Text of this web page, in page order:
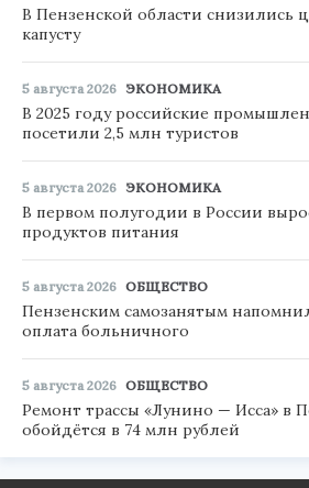
В Пензенской области снизились
капусту
5 августа 2026 ЭКОНОМИКА
В 2025 году российские
посетили 2,5 млн туристов
5 августа 2026 ЭКОНОМИКА
В первом полугодии в России
продуктов питания
5 августа 2026 ОБЩЕСТВО
Пензенским самозанятым
оплата больничного
5 августа 2026 ОБЩЕСТВО
Ремонт трассы «Лунино — Исса» в
обойдётся в 74 млн рублей